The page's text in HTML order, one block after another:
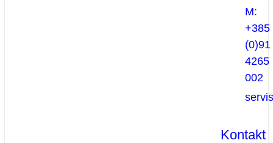
M:
+385
(0)91
4265
002
Kontakt